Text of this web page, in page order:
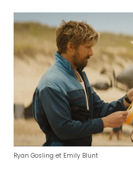
Ryan Gosling et Emily Blunt